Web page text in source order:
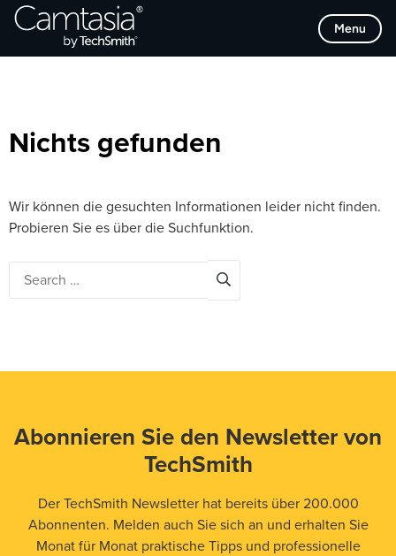
Direkt
zum
Menu
Browse Categories
Nichts gefunden
Wir können die gesuchten Informationen leider nicht finden.
Probieren Sie es über die Suchfunktion.
Abonnieren Sie den Newsletter von
TechSmith
Der TechSmith Newsletter hat bereits über 200.000
Abonnenten. Melden auch Sie sich an und erhalten Sie
Monat für Monat praktische Tipps und professionelle